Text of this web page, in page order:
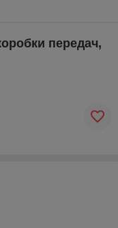
передач,